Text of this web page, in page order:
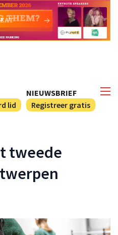
NIEUWSBRIEF
Registreer gratis
lid
tweede